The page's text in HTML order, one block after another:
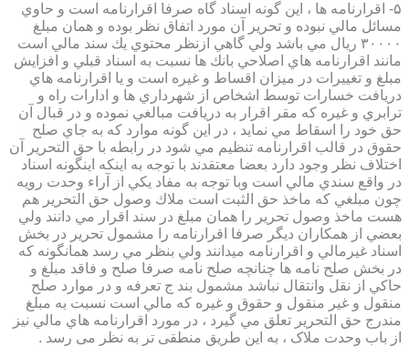
۵- اقرارنامه ها ، اين گونه اسناد گاه صرفا اقرارنامه است و حاوي
مسائل مالي نبوده و تحرير آن مورد اتفاق نظر بوده و همان مبلغ
۳۰۰۰۰ ريال مي باشد ولي گاهي ازنظر محتوي يك سند مالي است
مانند اقرارنامه هاي اصلاحي بانك ها نسبت به اسناد قبلي و افزايش
مبلغ و تغييرات در ميزان اقساط و غيره است و يا اقرارنامه هاي
دريافت خسارات توسط اشخاص از شهرداري ها و ادارات راه و
ترابري و غيره كه مقر اقرار به دريافت مبالغي نموده و در قبال آن
حق خود را اسقاط مي نمايد ، در اين گونه موارد كه به جاي صلح
حقوق در قالب اقرارنامه تنظيم مي شود در رابطه با حق التحرير آن
اختلاف نظر وجود دارد بعضا معتقدند با توجه به اينكه اينگونه اسناد
در واقع سندي مالي است وبا توجه به مفاد يكي از آراء وحدت رويه
چون مبلغي كه ماخذ حق الثبت است ملاك وصول حق التحرير هم
هست ماخذ وصول تحرير را همان مبلغ در سند اقرار مي دانند ولي
بعضي از همكاران ديگر صرفا اقرارنامه را مشمول تحرير در بخش
اسناد غيرمالي و اقرارنامه ميدانند ولي بنظر مي رسد همانگونه كه
در بخش صلح نامه ها چنانچه صلح نامه صرفا صلح و فاقد مبلغ و
حاكي از نقل وانتقال نباشد مشمول بند ج تعرفه و در موارد صلح
منقول و غير منقول و حقوق و غيره كه مالي است نسبت به مبلغ
مندرج حق التحرير تعلق مي گيرد ، در مورد اقرارنامه هاي مالي نيز
از باب وحدت ملاک ، به این طریق منطقی تر به نظر می رسد .